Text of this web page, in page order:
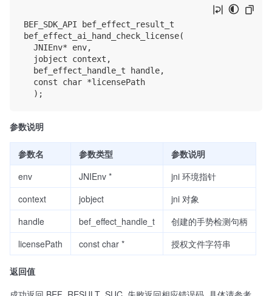
BEF_SDK_API bef_effect_result_t
bef_effect_ai_hand_check_license(
参数说明
参数名 参数类型
参数说明
env
JNIEnv *
jni 环境指针
context
jobject
jni 对象
handle
bef_effect_handle_t
创建的手势检测句柄
licensePath
const char * 授权文件字符串
返回值